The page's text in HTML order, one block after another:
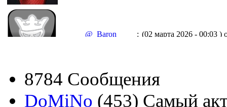
@ Baron : (02 марта 2026 - 00:03 )
@ Brainf4cker :
8784 Сообщения
DoMiNo (453) Самый